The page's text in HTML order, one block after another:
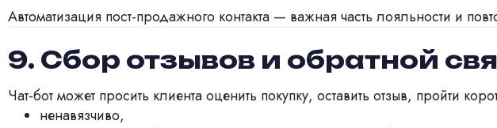
Автоматизация пост-продажного контакта — важная часть лояльности и
9. Сбор отзывов и обратной
Чат-бот может просить клиента оценить покупку, оставить отзыв, пройти
ненавязчиво,